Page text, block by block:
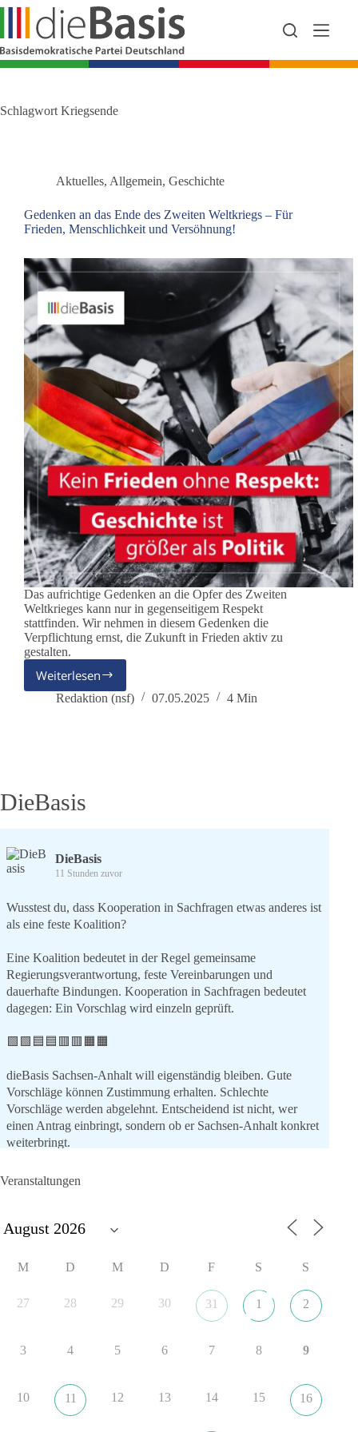
Zum
springen
Schlagwort Kriegsende
Aktuelles, Allgemein, Geschichte
Gedenken an das Ende des Zweiten Weltkriegs – Für
Frieden, Menschlichkeit und Versöhnung!
Das aufrichtige Gedenken an die Opfer des Zweiten
Weltkrieges kann nur in gegenseitigem Respekt
stattfinden. Wir nehmen in diesem Gedenken die
Verpflichtung ernst, die Zukunft in Frieden aktiv zu
gestalten.
Weiterlesen
Gedenken
an
–
Für
und
Versöhnung!
Redaktion (nsf) 07.05.2025 4 Min
DieBasis
DieBasis
11 Stunden zuvor
Wusstest du, dass Kooperation in Sachfragen etwas anderes ist
als eine feste Koalition?
Eine Koalition bedeutet in der Regel gemeinsame
Regierungsverantwortung, feste Vereinbarungen und
dauerhafte Bindungen. Kooperation in Sachfragen bedeutet
dagegen: Ein Vorschlag wird einzeln geprüft.
🟩🟩🟦🟦🟥🟥🟧🟧
dieBasis Sachsen-Anhalt will eigenständig bleiben. Gute
Vorschläge können Zustimmung erhalten. Schlechte
Vorschläge werden abgelehnt. Entscheidend ist nicht, wer
einen Antrag einbringt, sondern ob er Sachsen-Anhalt konkret
weiterbringt.
Ablehnung. Keine politische Verschmelzung.
Entscheidungen? 👇
#dieBasis #SachsenAnhalt #Landtagswahl2026
#Kooperation
16 Stunden zuvor
„Plandemie-Logik Reloaded“
Veranstaltungen
M D M D F S S
27 28 29 30 31 1 2
3 4 5 6 7 8 9
10 11 12 13 14 15 16